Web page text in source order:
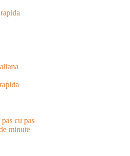
cu pas
minute